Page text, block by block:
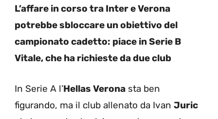
L’affare in corso tra Inter e Verona
potrebbe sbloccare un obiettivo del
campionato cadetto: piace in Serie B
Vitale, che ha richieste da due club
In Serie A l’Hellas Verona sta ben
figurando, ma il club allenato da Ivan Juric